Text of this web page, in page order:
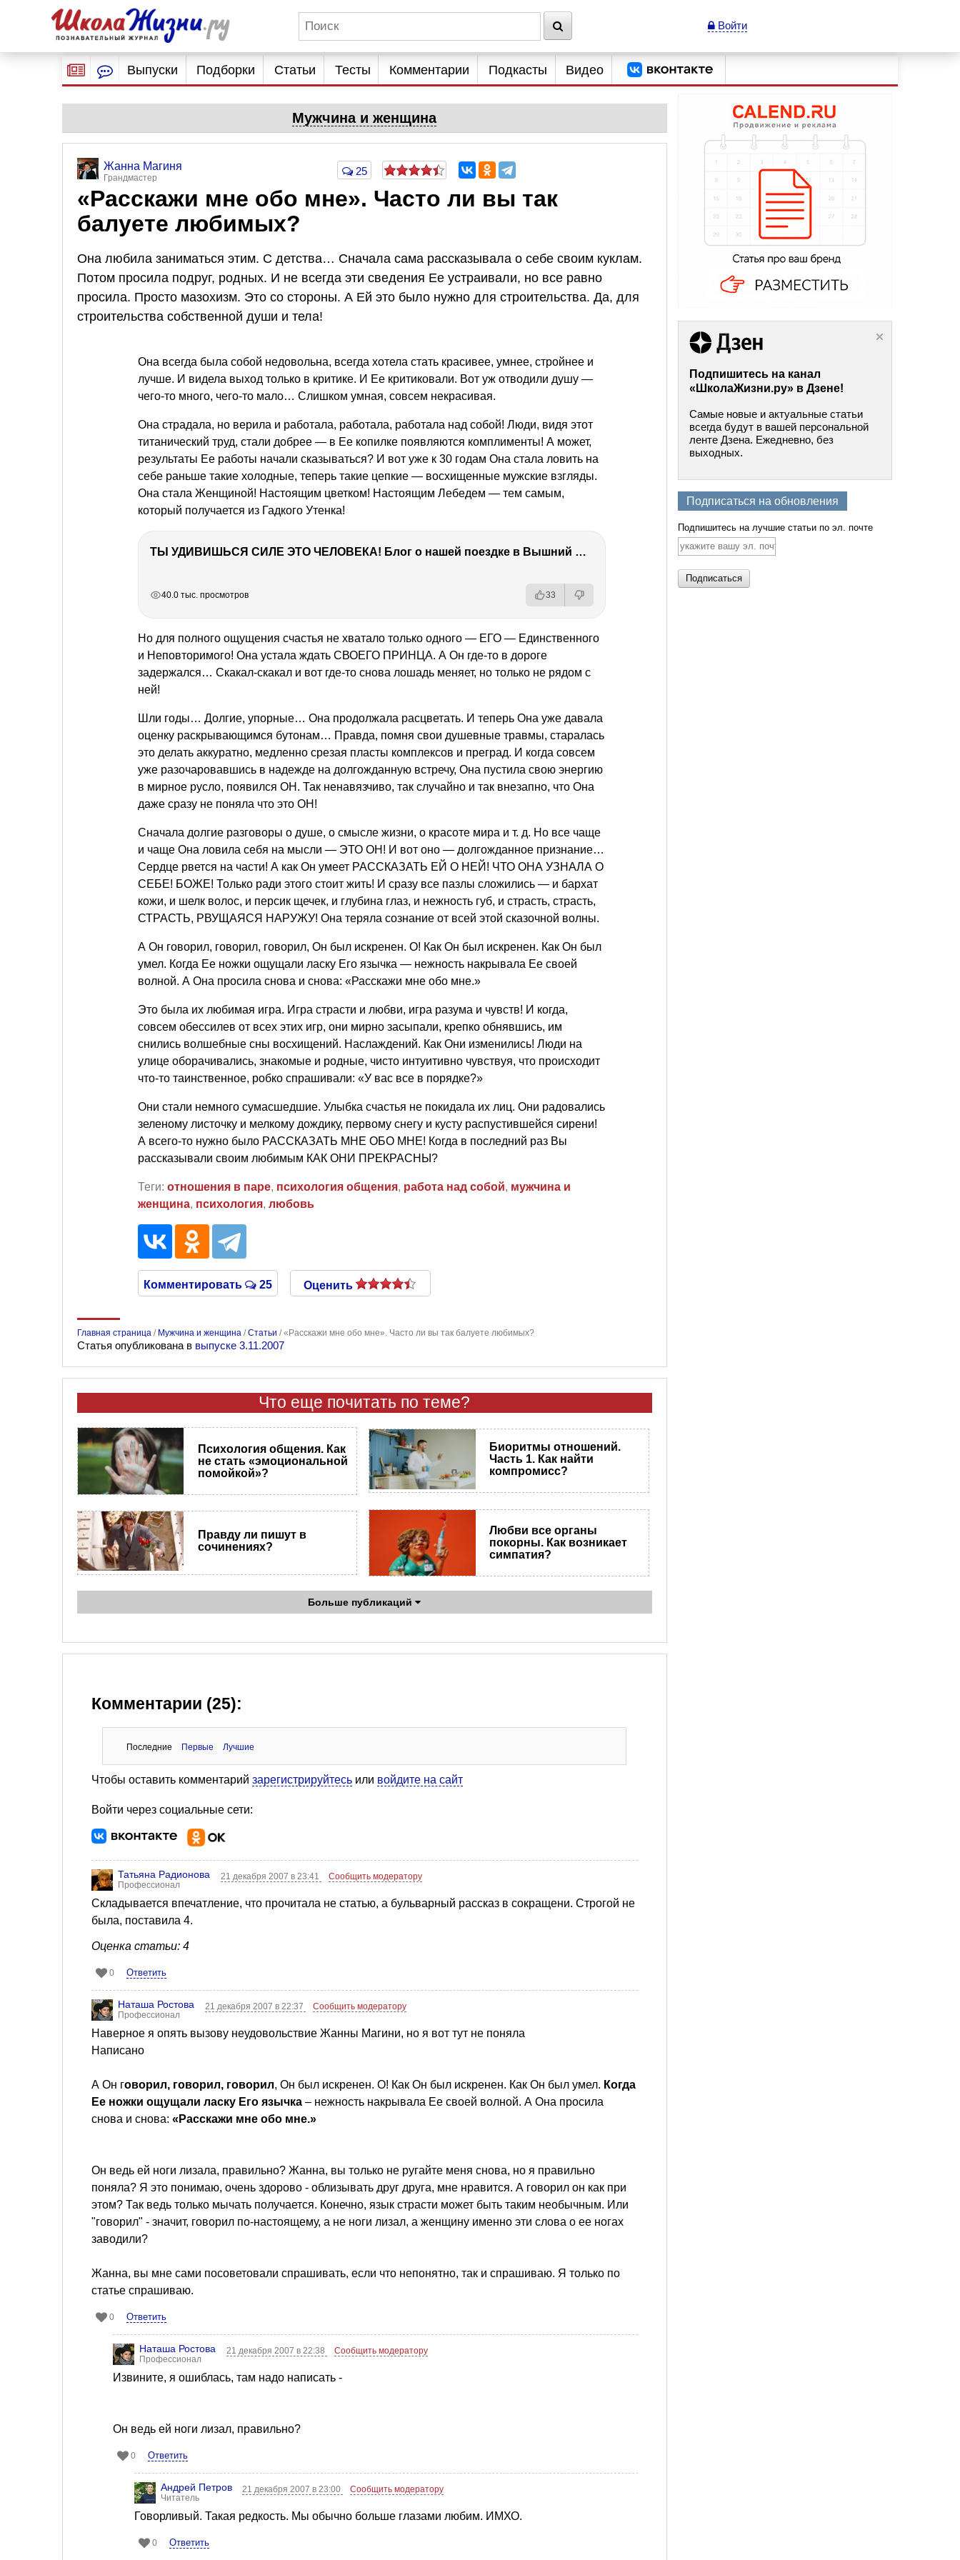
Войти
Выпуски Подборки Статьи Тесты Комментарии Подкасты Видео
Мужчина и женщина
Жанна Магиня
Грандмастер
25
«Расскажи мне обо мне». Часто ли вы так
балуете любимых?
Она любила заниматься этим. С детства… Сначала сама рассказывала о себе своим куклам.
Потом просила подруг, родных. И не всегда эти сведения Ее устраивали, но все равно
просила. Просто мазохизм. Это со стороны. А Ей это было нужно для строительства. Да, для
строительства собственной души и тела!
Она всегда была собой недовольна, всегда хотела стать красивее, умнее, стройнее и
лучше. И видела выход только в критике. И Ее критиковали. Вот уж отводили душу —
чего-то много, чего-то мало… Слишком умная, совсем некрасивая.
Она страдала, но верила и работала, работала, работала над собой! Люди, видя этот
титанический труд, стали добрее — в Ее копилке появляются комплименты! А может,
результаты Ее работы начали сказываться? И вот уже к 30 годам Она стала ловить на
себе раньше такие холодные, теперь такие цепкие — восхищенные мужские взгляды.
Она стала Женщиной! Настоящим цветком! Настоящим Лебедем — тем самым,
который получается из Гадкого Утенка!
ТЫ УДИВИШЬСЯ СИЛЕ ЭТО ЧЕЛОВЕКА! Блог о нашей поездке в Вышний Волочек
40.0 тыс. просмотров 33
Но для полного ощущения счастья не хватало только одного — ЕГО — Единственного
и Неповторимого! Она устала ждать СВОЕГО ПРИНЦА. А Он где-то в дороге
задержался… Скакал-скакал и вот где-то снова лошадь меняет, но только не рядом с
ней!
Шли годы… Долгие, упорные… Она продолжала расцветать. И теперь Она уже давала
оценку раскрывающимся бутонам… Правда, помня свои душевные травмы, старалась
это делать аккуратно, медленно срезая пласты комплексов и преград. И когда совсем
уже разочаровавшись в надежде на долгожданную встречу, Она пустила свою энергию
в мирное русло, появился ОН. Так ненавязчиво, так случайно и так внезапно, что Она
даже сразу не поняла что это ОН!
Сначала долгие разговоры о душе, о смысле жизни, о красоте мира и т. д. Но все чаще
и чаще Она ловила себя на мысли — ЭТО ОН! И вот оно — долгожданное признание…
Сердце рвется на части! А как Он умеет РАССКАЗАТЬ ЕЙ О НЕЙ! ЧТО ОНА УЗНАЛА О
СЕБЕ! БОЖЕ! Только ради этого стоит жить! И сразу все пазлы сложились — и бархат
кожи, и шелк волос, и персик щечек, и глубина глаз, и нежность губ, и страсть, страсть,
СТРАСТЬ, РВУЩАЯСЯ НАРУЖУ! Она теряла сознание от всей этой сказочной волны.
А Он говорил, говорил, говорил, Он был искренен. О! Как Он был искренен. Как Он был
умел. Когда Ее ножки ощущали ласку Его язычка — нежность накрывала Ее своей
волной. А Она просила снова и снова: «Расскажи мне обо мне.»
Это была их любимая игра. Игра страсти и любви, игра разума и чувств! И когда,
совсем обессилев от всех этих игр, они мирно засыпали, крепко обнявшись, им
снились волшебные сны восхищений. Наслаждений. Как Они изменились! Люди на
улице оборачивались, знакомые и родные, чисто интуитивно чувствуя, что происходит
что-то таинственное, робко спрашивали: «У вас все в порядке?»
Они стали немного сумасшедшие. Улыбка счастья не покидала их лиц. Они радовались
зеленому листочку и мелкому дождику, первому снегу и кусту распустившейся сирени!
А всего-то нужно было РАССКАЗАТЬ МНЕ ОБО МНЕ! Когда в последний раз Вы
рассказывали своим любимым КАК ОНИ ПРЕКРАСНЫ?
Теги: отношения в паре, психология общения, работа над собой, мужчина и
женщина, психология, любовь
Комментировать 25 Оценить
Главная страница / Мужчина и женщина /Статьи /«Расскажи мне обо мне». Часто ли вы так балуете любимых?
Статья опубликована в выпуске 3.11.2007
Что еще почитать по теме?
Психология общения. Как
не стать «эмоциональной
помойкой»?
Биоритмы отношений.
Часть 1. Как найти
компромисс?
Правду ли пишут в
сочинениях?
Любви все органы
покорны. Как возникает
симпатия?
Больше публикаций
Комментарии (25):
Последние Первые Лучшие
Чтобы оставить комментарий зарегистрируйтесь или войдите на сайт
Войти через социальные сети:
Татьяна Радионова
Профессионал
21 декабря 2007 в 23:41 Сообщить модератору
Складывается впечатление, что прочитала не статью, а бульварный рассказ в сокращени. Строгой не
была, поставила 4.
Оценка статьи: 4
0 Ответить
Наташа Ростова
Профессионал
21 декабря 2007 в 22:37 Сообщить модератору
Наверное я опять вызову неудовольствие Жанны Магини, но я вот тут не поняла
Написано
А Он говорил, говорил, говорил, Он был искренен. О! Как Он был искренен. Как Он был умел. Когда
Ее ножки ощущали ласку Его язычка – нежность накрывала Ее своей волной. А Она просила
снова и снова: «Расскажи мне обо мне.»
Он ведь ей ноги лизала, правильно? Жанна, вы только не ругайте меня снова, но я правильно
поняла? Я это понимаю, очень здорово - облизывать друг друга, мне нравится. А говорил он как при
этом? Так ведь только мычать получается. Конечно, язык страсти может быть таким необычным. Или
"говорил" - значит, говорил по-настоящему, а не ноги лизал, а женщину именно эти слова о ее ногах
заводили?
Жанна, вы мне сами посоветовали спрашивать, если что непонятно, так и спрашиваю. Я только по
статье спрашиваю.
0 Ответить
Наташа Ростова
Профессионал
21 декабря 2007 в 22:38 Сообщить модератору
Извините, я ошиблась, там надо написать -
Он ведь ей ноги лизал, правильно?
0 Ответить
Андрей Петров
Читатель
21 декабря 2007 в 23:00 Сообщить модератору
Говорливый. Такая редкость. Мы обычно больше глазами любим. ИМХО.
0 Ответить
Подпишитесь на канал
«ШколаЖизни.ру» в Дзене!
Самые новые и актуальные статьи
всегда будут в вашей персональной
ленте Дзена. Ежедневно, без
выходных.
Подписаться на обновления
Подпишитесь на лучшие статьи по эл. почте